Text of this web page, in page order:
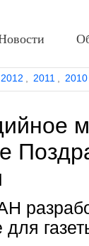
2012 2011 2010
для